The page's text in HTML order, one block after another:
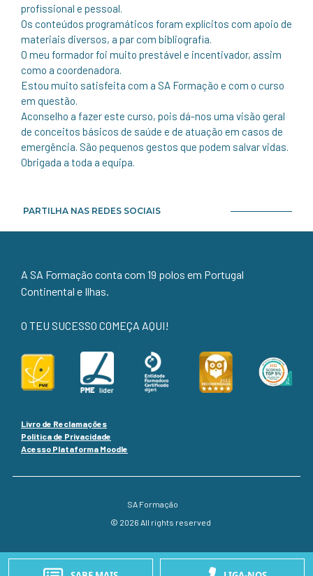
profissional e pessoal.
Os conteúdos programáticos foram explícitos com apoio de
materiais diversos, a par com bibliografia.
O meu formador foi muito prestável e incentivador, assim
como a coordenadora.
Estou muito satisfeita com a SA Formação e com o curso
em questão.
Aconselho a fazer este curso, pois dá-nos uma visão geral
de conceitos básicos de saúde e de atuação em casos de
emergência. São pequenos gestos que podem salvar vidas.
Obrigada a toda a equipa.
PARTILHA NAS REDES SOCIAIS
A SA Formação conta com 19 polos em Portugal
Continental e Ilhas.
O TEU SUCESSO COMEÇA AQUI!
Livro de Reclamações
Política de Privacidade
Acesso Plataforma Moodle
SA Formação
© 2026 All rights reserved